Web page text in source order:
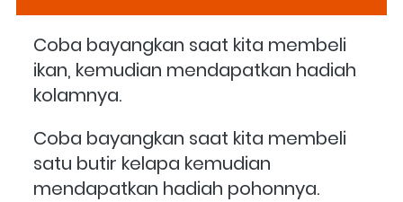
Coba bayangkan saat kita membeli
ikan, kemudian mendapatkan hadiah
kolamnya.
Coba bayangkan saat kita membeli
satu butir kelapa kemudian
mendapatkan hadiah pohonnya.